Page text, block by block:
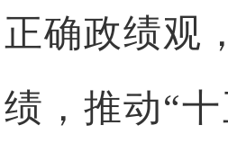
正确政绩观
绩，推动“